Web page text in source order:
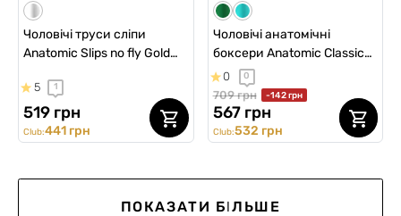
Чоловічі труси сліпи
Anatomic Slips no fly Gold
5 1
519 грн
Club:441 грн
Чоловічі анатомічні
боксери Anatomic Classic
2.0 Color Series, FIFA,
чорний
0 0
709 грн -142 грн
567 грн
Club:532 грн
ПОКАЗАТИ БІЛЬШЕ